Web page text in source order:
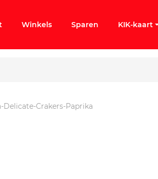
Winkels Sparen KIK-kaart
Delicate-Crakers-Paprika